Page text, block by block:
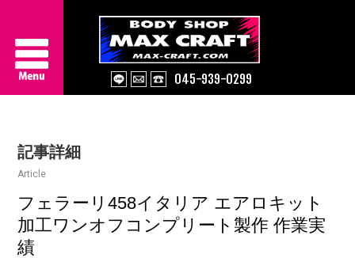
045-939-0299
About Us
Works
Information
記事詳細
Article
フェラーリ458イタリア エアロキット
加工ワンオフコンプリート製作 作業実
績